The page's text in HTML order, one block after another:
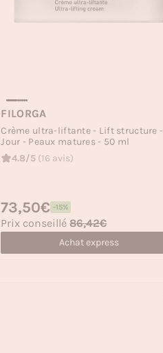
FILORGA
Crème ultra-liftante - Lift structure -
Jour - Peaux matures - 50 ml
4.8/5 (16 avis)
Prix soldé
73,50€ -15%
Prix habituel
Prix conseillé 86,42€
Achat express